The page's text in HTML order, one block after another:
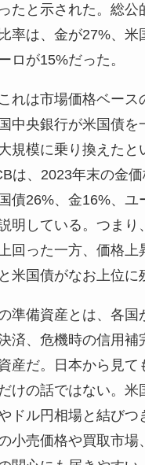
たと示された。総公
率は、金が27%、米
ロが15%だった。
れは市場価格ベース
中央銀行が米国債を
規模に乗り換えたと
は、2023年末の金
債26%、金16%、ユ
明している。つまり
回った一方、価格上
米国債がなお上位に
準備資産とは、各国
済、危機時の信用補
産だ。日本から見て
けの話ではない。米
ドル円相場と結びつ
小売価格や買取市場